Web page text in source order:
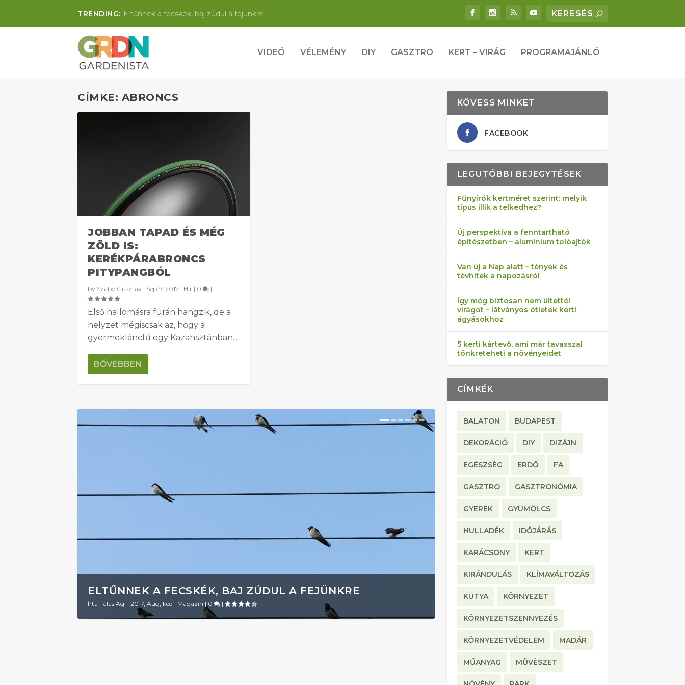
TRENDING: Eltűnnek a fecskék, baj zúdul a fejünkre
VIDEÓ VÉLEMÉNY DIY GASZTRO KERT – VIRÁG PROGRAMAJÁNLÓ
CÍMKE: ABRONCS
JOBBAN TAPAD ÉS MÉG
ZÖLD IS:
KERÉKPÁRABRONCS
PITYPANGBÓL
by Szabó Gusztáv | Sep 9, 2017 | Hír | 0 |
Első hallomásra furán hangzik, de a
helyzet mégiscsak az, hogy a
gyermekláncfű egy Kazahsztánban...
BŐVEBBEN
ELTŰNNEK A FECSKÉK, BAJ ZÚDUL A FEJÜNKRE
Írta Tálas Ági | 2017, Aug, ked | Magazin |0 |
KÖVESS MINKET
FACEBOOK
LEGUTÓBBI BEJEGYTÉSEK
Fűnyírók kertméret szerint: melyik
típus illik a telkedhez?
Új perspektíva a fenntartható
építészetben – alumínium tolóajtók
Van új a Nap alatt – tények és
tévhitek a napozásról
Így még biztosan nem ültettél
virágot – látványos ötletek kerti
ágyásokhoz
5 kerti kártevő, ami már tavasszal
tönkreteheti a növényeidet
CÍMKÉK
BALATON BUDAPEST
DEKORÁCIÓ DIY DIZÁJN
EGÉSZSÉG ERDŐ FA
GASZTRO GASZTRONÓMIA
GYEREK GYÜMÖLCS
HULLADÉK IDŐJÁRÁS
KARÁCSONY KERT
KIRÁNDULÁS KLÍMAVÁLTOZÁS
KUTYA KÖRNYEZET
KÖRNYEZETSZENNYEZÉS
KÖRNYEZETVÉDELEM MADÁR
MŰANYAG MŰVÉSZET